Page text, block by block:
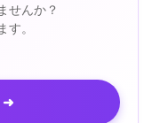
せんか？
す。
➜